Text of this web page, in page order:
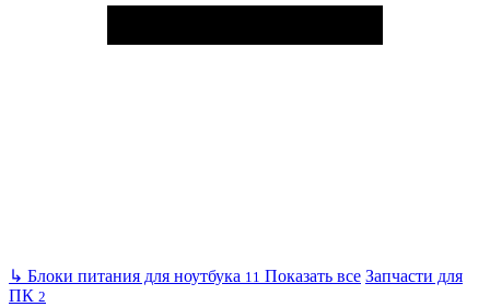
↳ Блоки питания для ноутбука 11 Показать все Запчасти для
ПК 2